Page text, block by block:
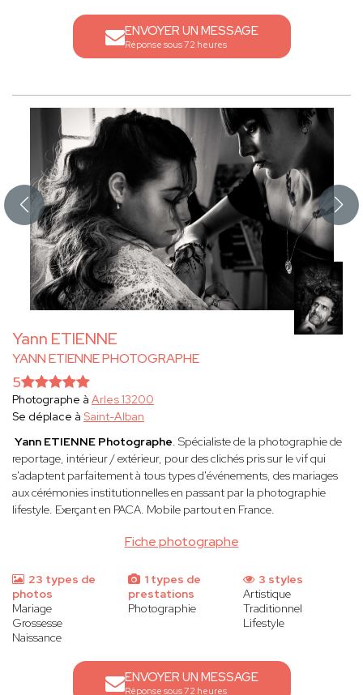
ENVOYER UN MESSAGE
Réponse sous 72 heures
Yann ETIENNE
YANN ETIENNE PHOTOGRAPHE
Fiche photographe
5
Photographe à Arles 13200
Se déplace à Saint-Alban
Yann ETIENNE Photographe. Spécialiste de la photographie de
reportage, intérieur / extérieur, pour des clichés pris sur le vif qui
s'adaptent parfaitement à tous types d'événements, des mariages
aux cérémonies institutionnelles en passant par la photographie
lifestyle. Exerçant en PACA. Mobile partout en France.
23 types de
photos
Mariage
Grossesse
Naissance
1 types de
prestations
Photographie
3 styles
Artistique
Traditionnel
Lifestyle
ENVOYER UN MESSAGE
Réponse sous 72 heures